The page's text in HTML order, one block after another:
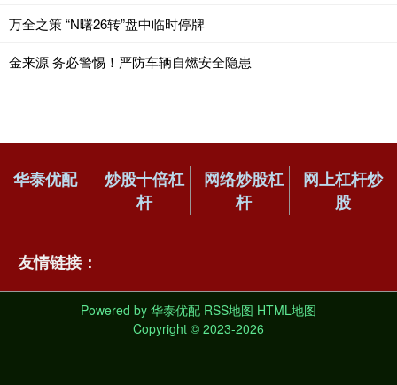
万全之策 “N曙26转”盘中临时停牌
金来源 务必警惕！严防车辆自燃安全隐患
华泰优配
炒股十倍杠
杆
网络炒股杠
杆
网上杠杆炒
股
友情链接：
Powered by 华泰优配 RSS地图 HTML地图
Copyright © 2023-2026